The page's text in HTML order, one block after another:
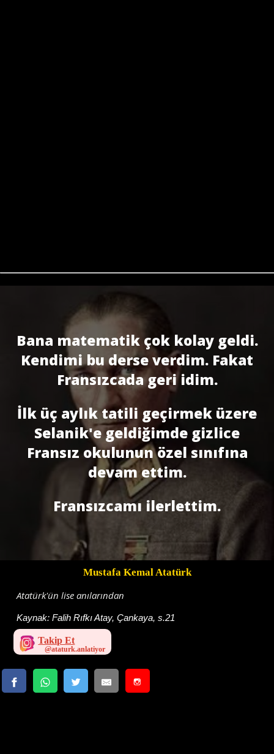
Bana matematik çok kolay geldi.
Kendimi bu derse verdim. Fakat
Fransızcada geri idim.
İlk üç aylık tatili geçirmek üzere
Selanik'e geldiğimde gizlice
Fransız okulunun özel sınıfına
devam ettim.
Fransızcamı ilerlettim.
Mustafa Kemal Atatürk
Atatürk'ün lise anılarından
Kaynak:Falih Rıfkı Atay, Çankaya, s.21
Takip Et